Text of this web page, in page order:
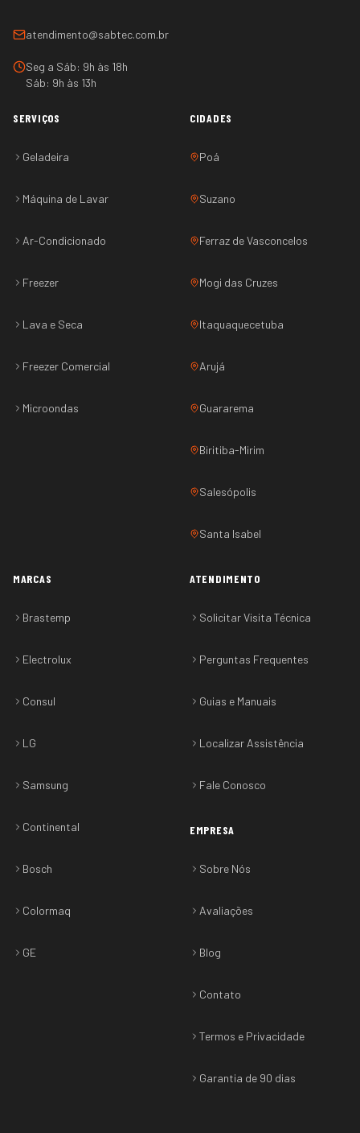
atendimento@sabtec.com.br
Seg a Sáb: 9h às 18h
Sáb: 9h às 13h
SERVIÇOS
Geladeira
Máquina de Lavar
Ar-Condicionado
Freezer
Lava e Seca
Freezer Comercial
Microondas
CIDADES
Poá
Suzano
Ferraz de Vasconcelos
Mogi das Cruzes
Itaquaquecetuba
Arujá
Guararema
Biritiba-Mirim
Salesópolis
Santa Isabel
MARCAS
Brastemp
Electrolux
Consul
LG
Samsung
Continental
Bosch
Colormaq
GE
ATENDIMENTO
Solicitar Visita Técnica
Perguntas Frequentes
Guias e Manuais
Localizar Assistência
Fale Conosco
EMPRESA
Sobre Nós
Avaliações
Blog
Contato
Termos e Privacidade
Garantia de 90 dias